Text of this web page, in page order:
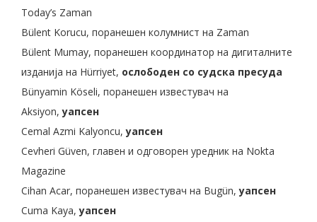
Today’s Zaman
Bülent Korucu, поранешен колумнист на Zaman
Bülent Mumay, поранешен координатор на дигиталните
изданија на Hürriyet, ослободен со судска пресуда
Bünyamin Köseli, поранешен известувач на
Aksiyon,уапсен
Cemal Azmi Kalyoncu,уапсен
Cevheri Güven, главен и одговорен уредник на Nokta
Magazine
Cihan Acar, поранешен известувач на Bugün,уапсен
Cuma Kaya,уапсен